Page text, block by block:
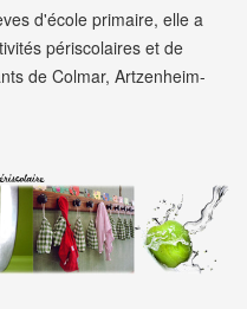
d'école primaire, elle a
périscolaires et de
de Colmar, Artzenheim-